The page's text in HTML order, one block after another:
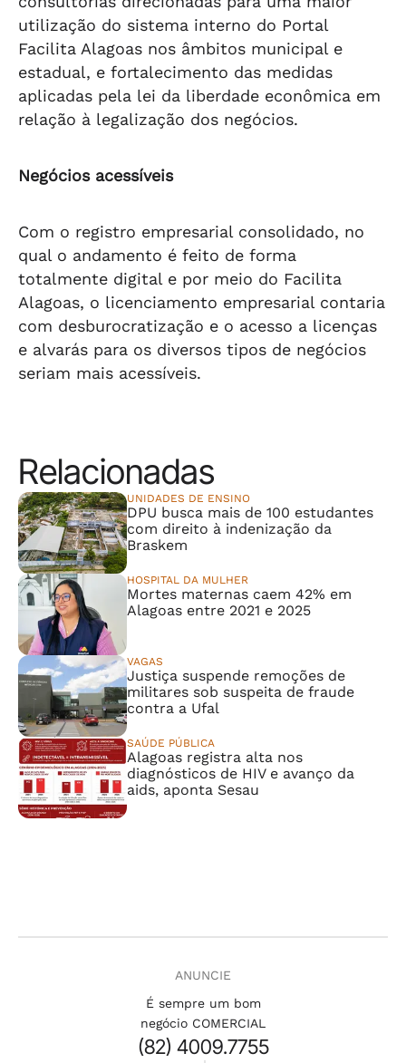
utilização do sistema interno do Portal
Facilita Alagoas nos âmbitos municipal e
estadual, e fortalecimento das medidas
aplicadas pela lei da liberdade econômica em
relação à legalização dos negócios.
Negócios acessíveis
Com o registro empresarial consolidado, no
qual o andamento é feito de forma
totalmente digital e por meio do Facilita
Alagoas, o licenciamento empresarial contaria
com desburocratização e o acesso a licenças
e alvarás para os diversos tipos de negócios
seriam mais acessíveis.
Relacionadas
UNIDADES DE ENSINO
DPU busca mais de 100 estudantes
com direito à indenização da
Braskem
HOSPITAL DA MULHER
Mortes maternas caem 42% em
Alagoas entre 2021 e 2025
VAGAS
Justiça suspende remoções de
militares sob suspeita de fraude
contra a Ufal
SAÚDE PÚBLICA
Alagoas registra alta nos
diagnósticos de HIV e avanço da
aids, aponta Sesau
ANUNCIE
É sempre um bom
negócio COMERCIAL
(82) 4009.7755